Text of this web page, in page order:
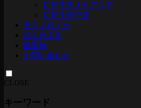
幻想生物オセアニア
幻想生物中東
テクノロジー
超古代文明
建造物
お問い合わせ
CLOSE
キーワード